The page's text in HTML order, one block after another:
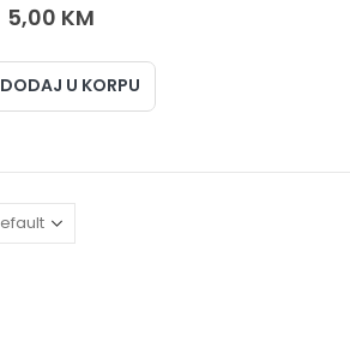
5,00 KM
DODAJ U KORPU